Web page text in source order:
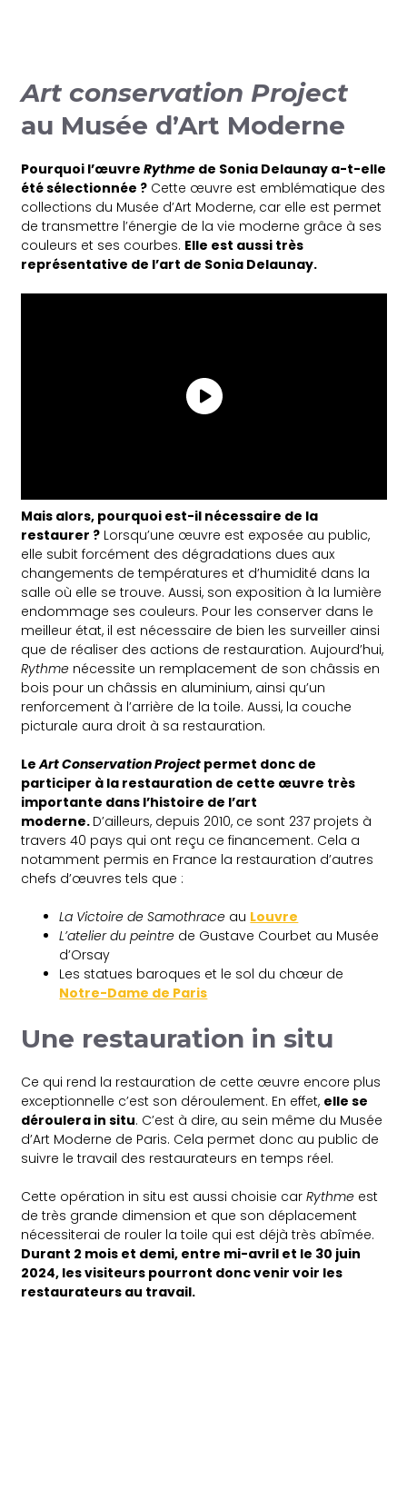
Art conservation Project
au Musée d’Art Moderne
Pourquoi l’œuvreRythme de Sonia Delaunay a-t-elle
été sélectionnée ? Cette œuvre est emblématique des
collections du Musée d’Art Moderne, car elle est permet
de transmettre l’énergie de la vie moderne grâce à ses
couleurs et ses courbes. Elle est aussi très
représentative de l’art de Sonia Delaunay.
Mais alors, pourquoi est-il nécessaire de la
restaurer ? Lorsqu’une œuvre est exposée au public,
elle subit forcément des dégradations dues aux
changements de températures et d’humidité dans la
salle où elle se trouve. Aussi, son exposition à la lumière
endommage ses couleurs. Pour les conserver dans le
meilleur état, il est nécessaire de bien les surveiller ainsi
que de réaliser des actions de restauration. Aujourd’hui,
Rythme nécessite un remplacement de son châssis en
bois pour un châssis en aluminium, ainsi qu’un
renforcement à l’arrière de la toile. Aussi, la couche
picturale aura droit à sa restauration.
LeArt Conservation Project permet donc de
participer à la restauration de cette œuvre très
importante dans l’histoire de l’art
moderne. D’ailleurs, depuis 2010, ce sont 237 projets à
travers 40 pays qui ont reçu ce financement. Cela a
notamment permis en France la restauration d’autres
chefs d’œuvres tels que :
La Victoire de Samothrace au Louvre
L’atelier du peintre de Gustave Courbet au Musée
d’Orsay
Les statues baroques et le sol du chœur de
Notre-Dame de Paris
Une restauration in situ
Ce qui rend la restauration de cette œuvre encore plus
exceptionnelle c’est son déroulement. En effet, elle se
déroulera in situ. C’est à dire, au sein même du Musée
d’Art Moderne de Paris. Cela permet donc au public de
suivre le travail des restaurateurs en temps réel.
Cette opération in situ est aussi choisie carRythme est
de très grande dimension et que son déplacement
nécessiterai de rouler la toile qui est déjà très abîmée.
Durant 2 mois et demi, entre mi-avril et le 30 juin
2024, les visiteurs pourront donc venir voir les
restaurateurs au travail.